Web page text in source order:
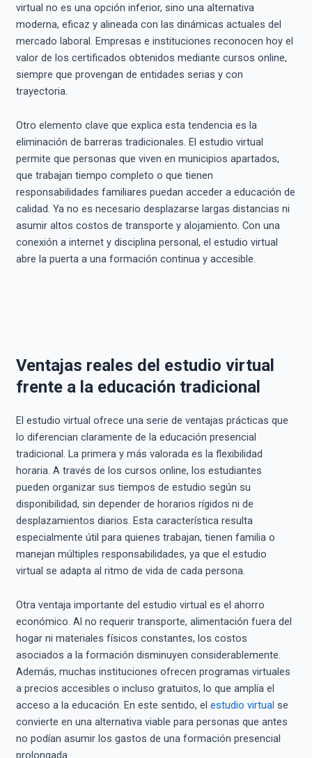
virtual no es una opción inferior, sino una alternativa
moderna, eficaz y alineada con las dinámicas actuales del
mercado laboral. Empresas e instituciones reconocen hoy el
valor de los certificados obtenidos mediante cursos online,
siempre que provengan de entidades serias y con
trayectoria.
Otro elemento clave que explica esta tendencia es la
eliminación de barreras tradicionales. El estudio virtual
permite que personas que viven en municipios apartados,
que trabajan tiempo completo o que tienen
responsabilidades familiares puedan acceder a educación de
calidad. Ya no es necesario desplazarse largas distancias ni
asumir altos costos de transporte y alojamiento. Con una
conexión a internet y disciplina personal, el estudio virtual
abre la puerta a una formación continua y accesible.
Ventajas reales del estudio virtual
frente a la educación tradicional
El estudio virtual ofrece una serie de ventajas prácticas que
lo diferencian claramente de la educación presencial
tradicional. La primera y más valorada es la flexibilidad
horaria. A través de los cursos online, los estudiantes
pueden organizar sus tiempos de estudio según su
disponibilidad, sin depender de horarios rígidos ni de
desplazamientos diarios. Esta característica resulta
especialmente útil para quienes trabajan, tienen familia o
manejan múltiples responsabilidades, ya que el estudio
virtual se adapta al ritmo de vida de cada persona.
Otra ventaja importante del estudio virtual es el ahorro
económico. Al no requerir transporte, alimentación fuera del
hogar ni materiales físicos constantes, los costos
asociados a la formación disminuyen considerablemente.
Además, muchas instituciones ofrecen programas virtuales
a precios accesibles o incluso gratuitos, lo que amplía el
acceso a la educación. En este sentido, el estudio virtual se
convierte en una alternativa viable para personas que antes
no podían asumir los gastos de una formación presencial
prolongada.